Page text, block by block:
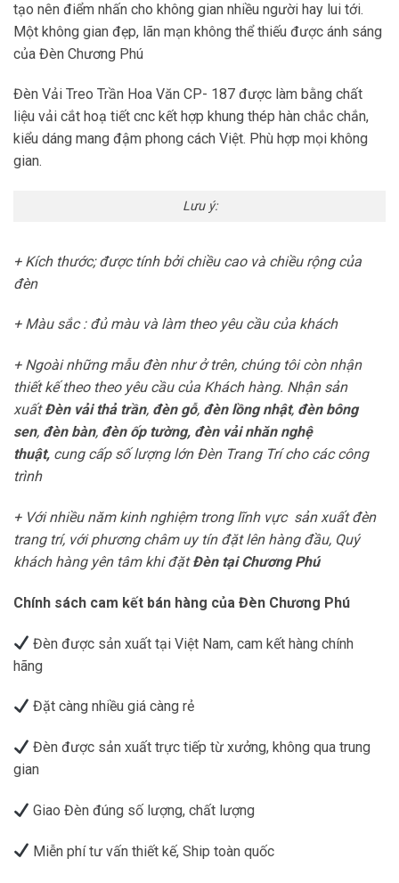
tạo nên điểm nhấn cho không gian nhiều người hay lui tới.
Một không gian đẹp, lãn mạn không thể thiếu được ánh sáng
của Đèn Chương Phú
Đèn Vải Treo Trần Hoa Văn CP- 187 được làm bằng chất
liệu vải cắt hoạ tiết cnc kết hợp khung thép hàn chắc chắn,
kiểu dáng mang đậm phong cách Việt. Phù hợp mọi không
gian.
Lưu ý:
+ Kích thước;được tính bởi chiều cao và chiều rộng của
đèn
+ Màu sắc : đủ màu và làm theo yêu cầu của khách
+ Ngoài những mẫu đèn như ở trên, chúng tôi còn nhận
thiết kế theo theo yêu cầu của Khách hàng. Nhận sản
xuấtĐèn vải thả trần, đèn gỗ, đèn lồng nhật, đèn bông
sen, đèn bàn, đèn ốp tường, đèn vải nhăn nghệ
thuật, cung cấp số lượng lớn Đèn Trang Trí cho các công
trình
+ Với nhiều năm kinh nghiệm trong lĩnh vực sản xuất đèn
trang trí, với phương châm uy tín đặt lên hàng đầu, Quý
khách hàng yên tâm khi đặtĐèn tại Chương Phú
Chính sách cam kết bán hàng của Đèn Chương Phú
Đèn được sản xuất tại Việt Nam, cam kết hàng chính
hãng
Đặt càng nhiều giá càng rẻ
Đèn được sản xuất trực tiếp từ xưởng, không qua trung
gian
Giao Đèn đúng số lượng, chất lượng
Miễn phí tư vấn thiết kế, Ship toàn quốc